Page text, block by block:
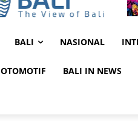
BALI NASIONAL
OTOMOTIF BALI IN NEWS